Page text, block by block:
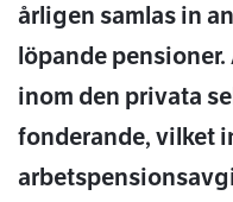
årligen samlas in
löpande
inom den privata
fonderande, vilket